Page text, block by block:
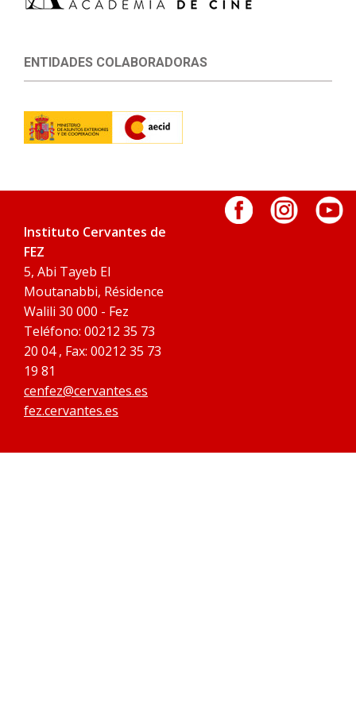
ENTIDADES COLABORADORAS
Instituto Cervantes de
FEZ
5, Abi Tayeb El
Moutanabbi, Résidence
Walili 30 000 - Fez
Teléfono: 00212 35 73
20 04 , Fax: 00212 35 73
19 81
cenfez@cervantes.es
fez.cervantes.es